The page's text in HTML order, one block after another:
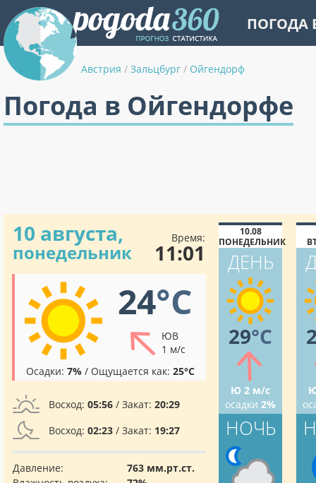
ПОГОДА
Австрия / Зальцбург / Ойгендорф
Погода в Ойгендорфе
10 августа,
понедельник
Время:
11:01
24°C
ЮВ
1 м/с
Осадки: 7% / Ощущается как: 25°C
Восход: 05:56 / Закат: 20:29
Восход: 02:23 / Закат: 19:27
Давление:
763 мм.рт.ст.
10.08
ПОНЕДЕЛЬНИК
ДЕНЬ
29°C
Ю 2 м/с
осадки 2%
НОЧЬ